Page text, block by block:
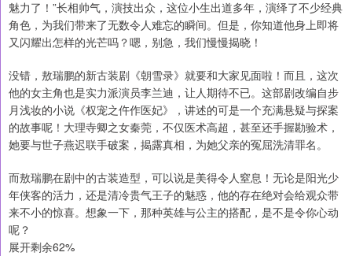
魅力了！”长相帅气，演技出众，这位小生出道多年，演绎了不少经典
角色，为我们带来了无数令人难忘的瞬间。但是，你知道他身上即将
又闪耀出怎样的光芒吗？嗯，别急，我们慢慢揭晓！
没错，敖瑞鹏的新古装剧《朝雪录》就要和大家见面啦！而且，这次
他的女主角也是实力派演员李兰迪，让人期待不已。这部剧改编自步
月浅妆的小说《权宠之仵作医妃》，讲述的可是一个充满悬疑与探案
的故事呢！大理寺卿之女秦莞，不仅医术高超，甚至还手握勘验术，
她要与世子燕迟联手破案，揭露真相，为她父亲的冤屈洗清罪名。
而敖瑞鹏在剧中的古装造型，可以说是美得令人窒息！无论是阳光少
年侠客的活力，还是清冷贵气王子的魅惑，他的存在绝对会给观众带
来不小的惊喜。想象一下，那种英雄与公主的搭配，是不是令你心动
呢？
展开剩余62%